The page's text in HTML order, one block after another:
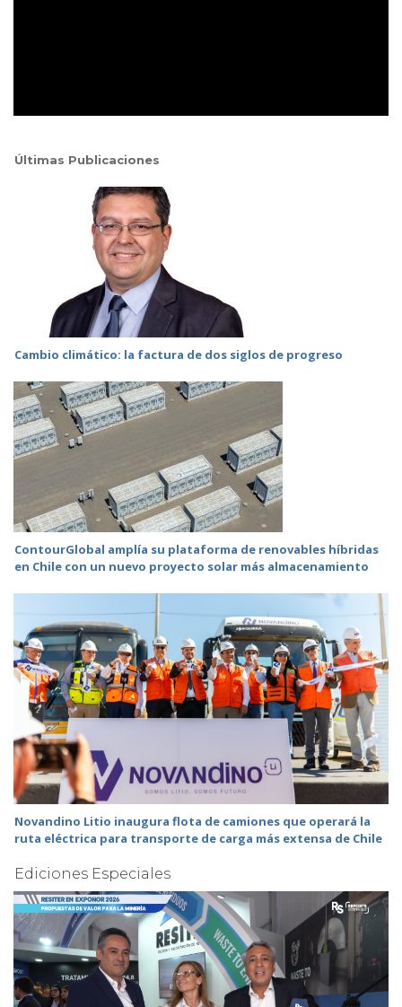
Últimas Publicaciones
Cambio climático: la factura de dos siglos de progreso
ContourGlobal amplía su plataforma de renovables híbridas
en Chile con un nuevo proyecto solar más almacenamiento
Novandino Litio inaugura flota de camiones que operará la
ruta eléctrica para transporte de carga más extensa de Chile
Ediciones Especiales